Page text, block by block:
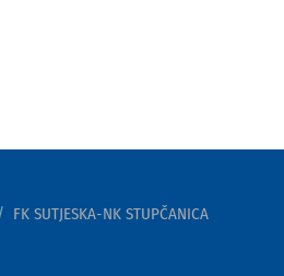
FK SUTJESKA-NK STUPČANICA